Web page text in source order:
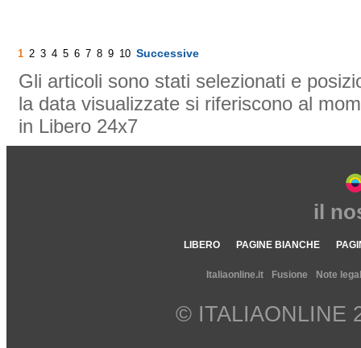
1 2 3 4 5 6 7 8 9 10 Successive
Gli articoli sono stati selezionati e
la data visualizzate si riferiscono al
in Libero 24x7
il
LIBERO PAGINE BIANCHE
Italiaonline.it Fusione Note
© ITALIAONLINE